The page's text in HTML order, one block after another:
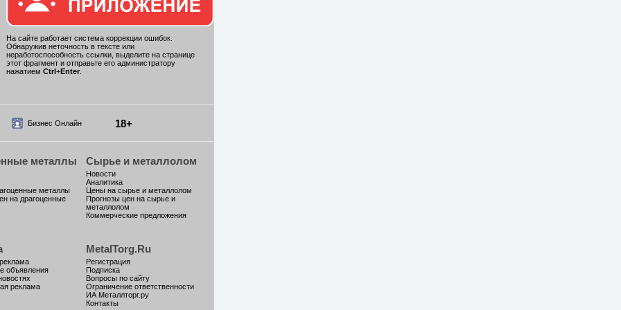
На сайте работает система коррекции ошибок.
Обнаружив неточность в тексте или
неработоспособность ссылки, выделите на странице
этот фрагмент и отправьте его администратору
нажатием Ctrl +Enter.
Бизнес Онлайн 18+
металлы
металлы
на драгоценные
Сырье и металлолом
Новости
Аналитика
Цены на сырье и металлолом
Прогнозы цен на сырье и
металлолом
Коммерческие предложения
объявления
реклама
MetalTorg.Ru
Регистрация
Подписка
Вопросы по сайту
Ограничение ответственности
ИА Металлторг.ру
Контакты